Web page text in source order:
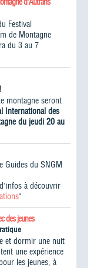
Festival
de Montagne
du 3 au 7
montagne seront
International des
du jeudi 20 au
Guides du SNGM
à découvrir
"
des jeunes
et dormir une nuit
une expérience
les jeunes, à